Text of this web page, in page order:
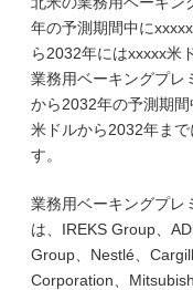
年の予測期間中に
ら2032年にはxxxxx米
業務用ベーキングプレ
から2032年の予測期
米ドルから2032年ま
す。
業務用ベーキングプレ
は、IREKS Group、
Group、Nestlé、
Corporation、